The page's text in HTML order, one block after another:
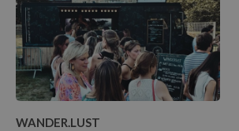
WANDER.LUST